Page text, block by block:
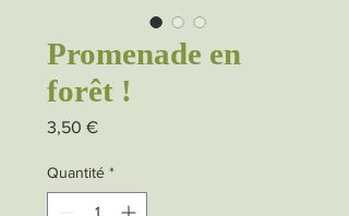
Promenade en
forêt !
3,50 €Prix
Quantité *